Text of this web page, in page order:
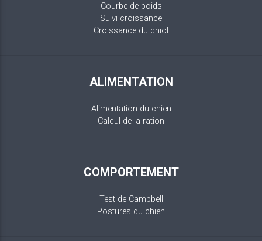
Courbe de poids
Suivi croissance
Croissance du chiot
ALIMENTATION
Alimentation du chien
Calcul de la ration
COMPORTEMENT
Test de Campbell
Postures du chien